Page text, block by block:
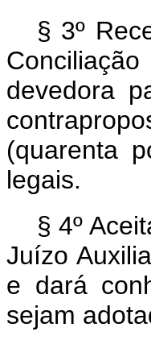
§ 3º
devedora
(quarenta
legais.
§ 4º
Juízo
e dará
sejam